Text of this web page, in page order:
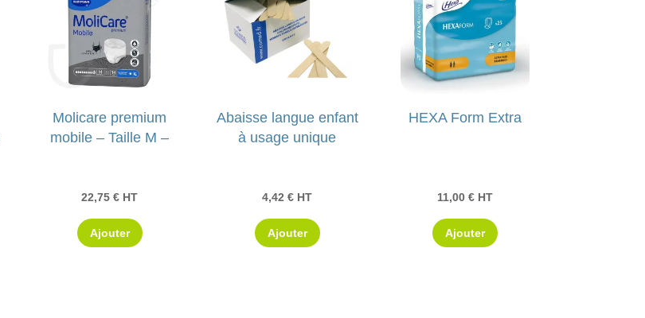
Molicare premium
mobile – Taille M –
22,75€ HT
Ajouter
Abaisse langue enfant
à usage unique
4,42€ HT
Ajouter
HEXA Form Extra
11,00 € HT
Ajouter